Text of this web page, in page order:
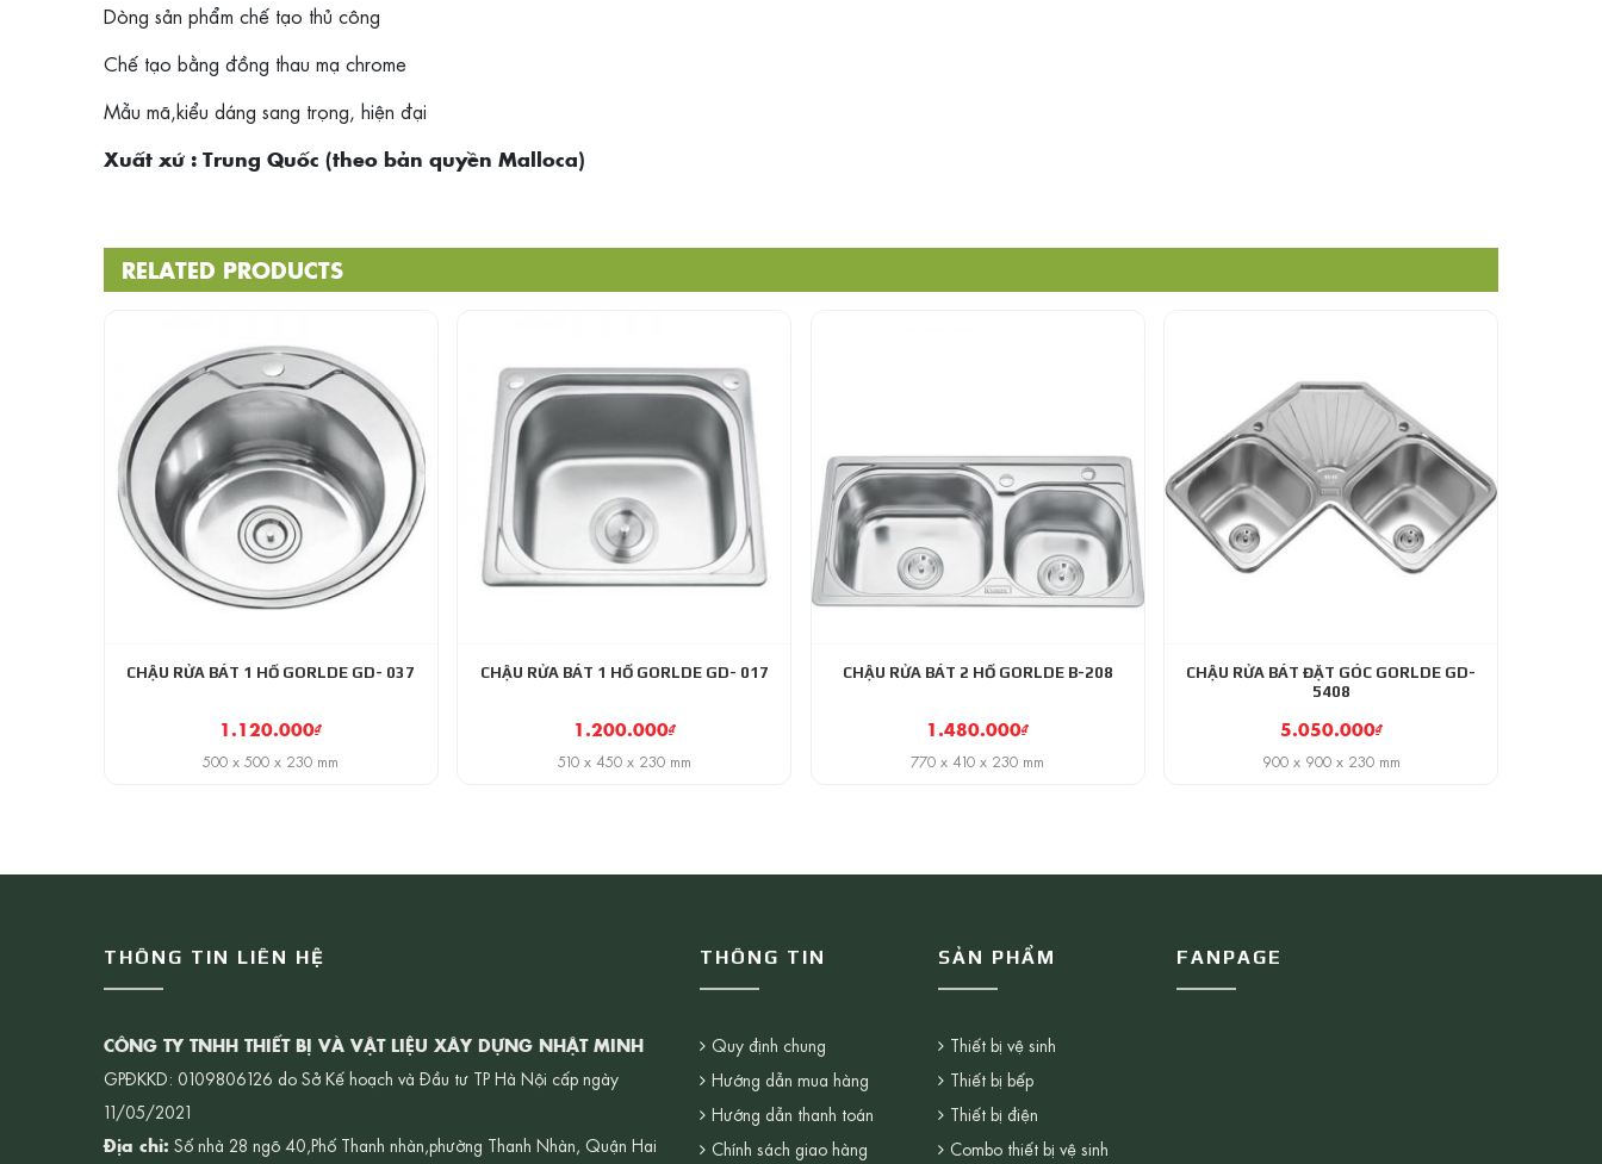
Dòng sản phẩm chế tạo thủ công
Chế tạo bằng đồng thau mạ chrome
Mẫu mã,kiểu dáng sang trọng, hiện đại
Xuất xứ : Trung Quốc (theo bản quyền Malloca)
RELATED PRODUCTS
CHẬU RỬA BÁT 1 HỐ GORLDE GD- 037
1.120.000₫
500 x 500 x 230 mm
CHẬU RỬA BÁT 1 HỐ GORLDE GD- 017
1.200.000₫
510 x 450 x 230 mm
CHẬU RỬA BÁT 2 HỐ GORLDE B-208
1.480.000₫
770 x 410 x 230 mm
CHẬU RỬA BÁT ĐẶT GÓC GORLDE GD-
5408
5.050.000₫
900 x 900 x 230 mm
THÔNG TIN LIÊN HỆ
CÔNG TY TNHH THIẾT BỊ VÀ VẬT LIỆU XÂY DỰNG NHẬT MINH
GPĐKKD: 0109806126 do Sở Kế hoạch và Đầu tư TP Hà Nội cấp ngày
11/05/2021
Địa chỉ: Số nhà 28 ngõ 40,Phố Thanh nhàn,phường Thanh Nhàn, Quận Hai
THÔNG TIN
Quy định chung
Hướng dẫn mua hàng
Hướng dẫn thanh toán
Chính sách giao hàng
SẢN PHẨM
Thiết bị vệ sinh
Thiết bị bếp
Thiết bị điện
Combo thiết bị vệ sinh
FANPAGE